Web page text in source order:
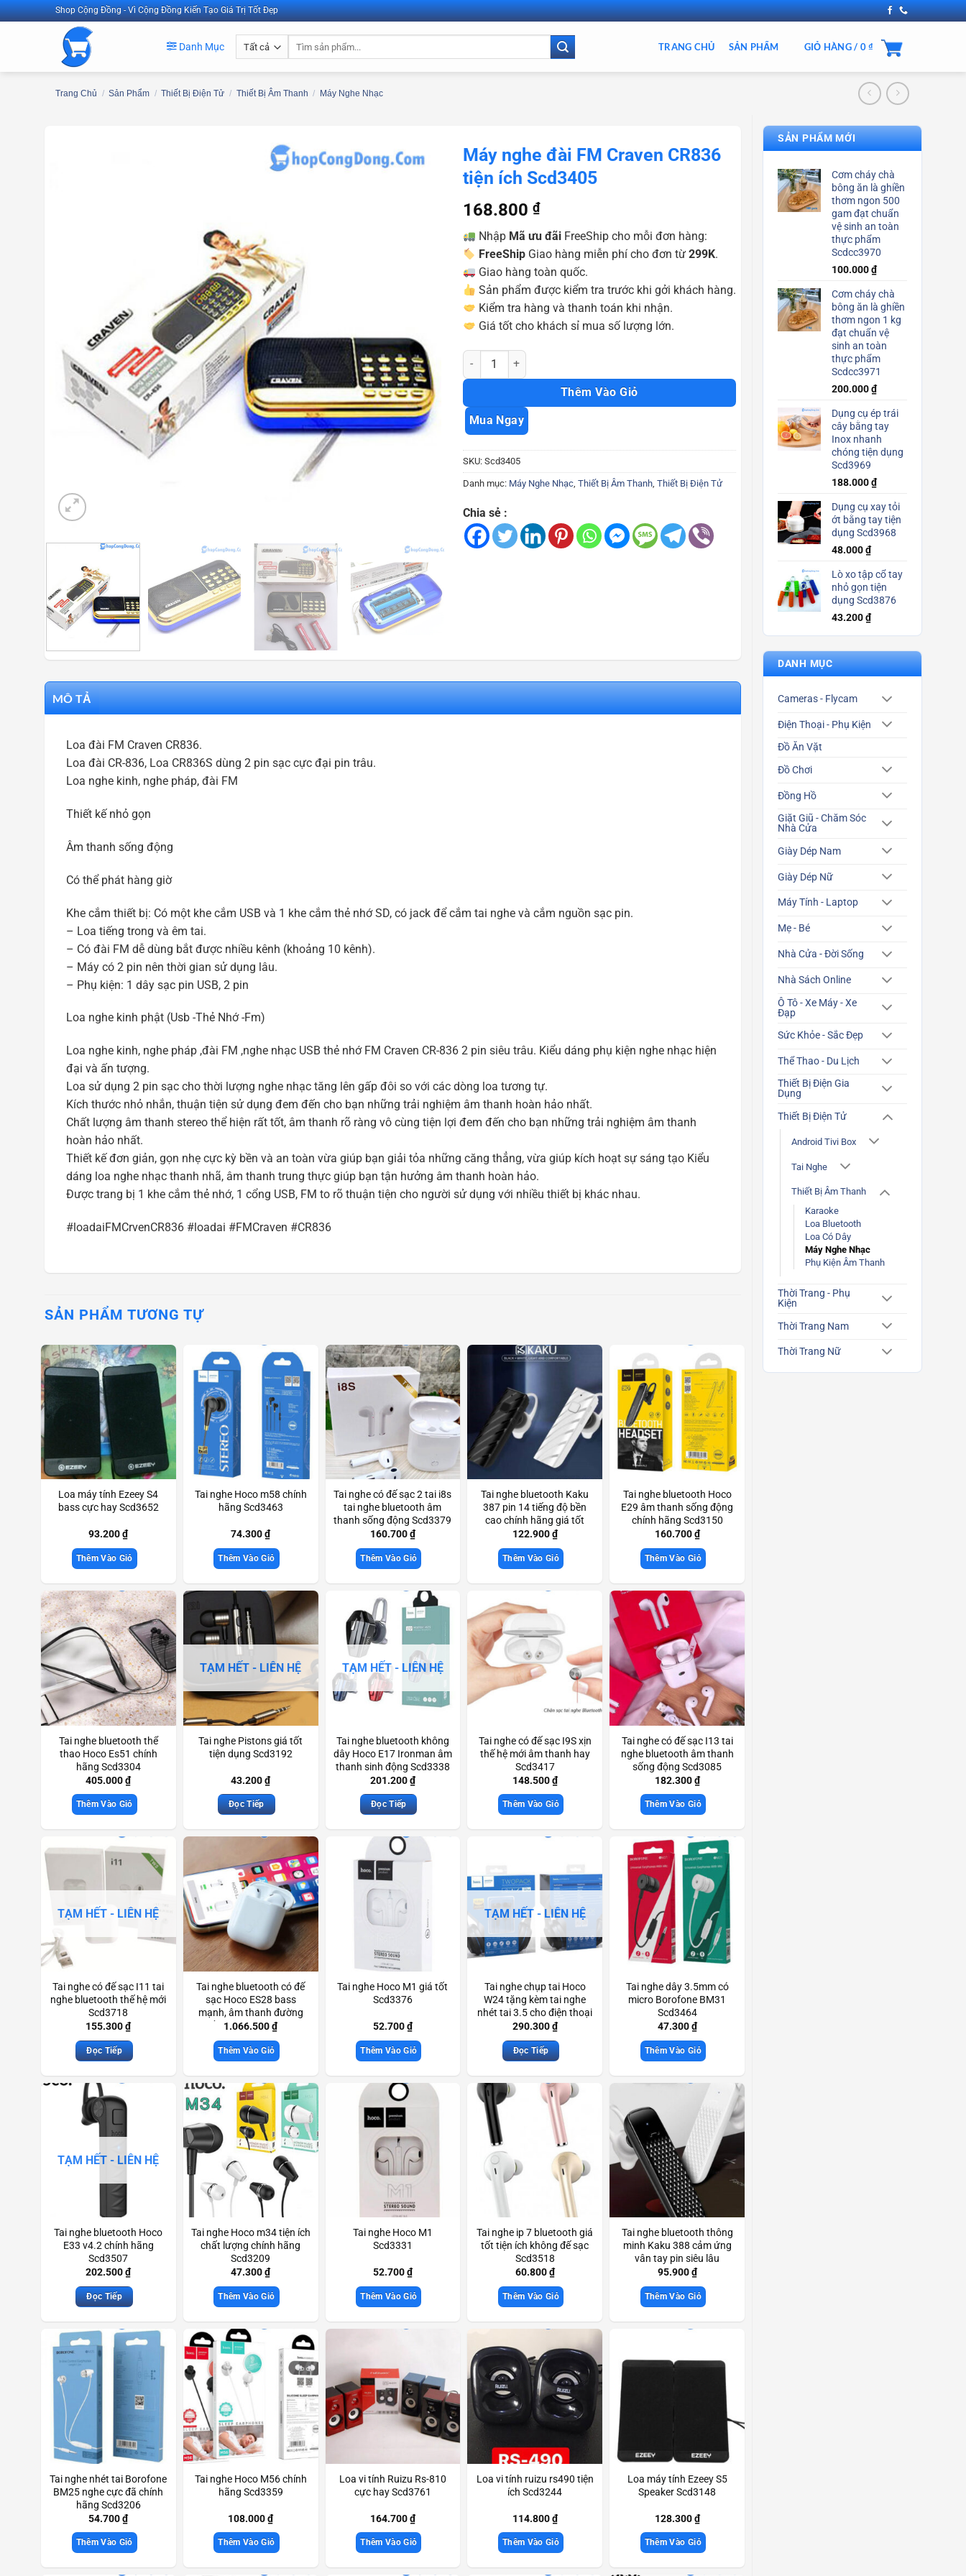
Bỏ
qua
Shop Cộng Đồng - Vì Cộng Đồng Kiến Tạo Giá Trị Tốt Đẹp
Danh Mục TRANG CHỦ SẢN PHẨM GIỎ HÀNG / 0₫
Trang Chủ / Sản Phẩm / Thiết Bị Điện Tử / Thiết Bị Âm Thanh / Máy Nghe Nhạc
SẢN PHẨM MỚI
Cơm cháy chà
bông ăn là ghiền
thơm ngon 500
gam đạt chuẩn
vệ sinh an toàn
thực phẩm
Scdcc3970
100.000₫
Cơm cháy chà
bông ăn là ghiền
thơm ngon 1 kg
đạt chuẩn vệ
sinh an toàn
thực phẩm
Scdcc3971
200.000₫
Dụng cụ ép trái
cây bằng tay
Inox nhanh
chóng tiện dụng
Scd3969
188.000₫
Dụng cụ xay tỏi
ớt bằng tay tiện
dụng Scd3968
48.000₫
Lò xo tập cổ tay
nhỏ gọn tiện
dụng Scd3876
43.200₫
DANH MỤC
Cameras - Flycam
Điện Thoại - Phụ Kiện
Đồ Ăn Vặt
Đồ Chơi
Đồng Hồ
Giặt Giũ - Chăm Sóc
Nhà Cửa
Giày Dép Nam
Giày Dép Nữ
Máy Tính - Laptop
Mẹ - Bé
Nhà Cửa - Đời Sống
Nhà Sách Online
Ô Tô - Xe Máy - Xe
Đạp
Sức Khỏe - Sắc Đẹp
Thể Thao - Du Lịch
Thiết Bị Điện Gia
Dụng
Thiết Bị Điện Tử
Android Tivi Box
Tai Nghe
Thiết Bị Âm Thanh
Karaoke
Loa Bluetooth
Loa Có Dây
Máy Nghe Nhạc
Phụ Kiện Âm Thanh
Thời Trang - Phụ
Kiện
Thời Trang Nam
Thời Trang Nữ
Máy nghe đài FM Craven CR836
tiện ích Scd3405
168.800 ₫
Nhập Mã ưu đãiFreeShip cho mỗi đơn hàng:
FreeShipGiao hàng miễn phí cho đơn từ 299K.
Giao hàng toàn quốc.
Sản phẩm được kiểm tra trước khi gởi khách hàng.
Kiểm tra hàng và thanh toán khi nhận.
Giá tốt cho khách sỉ mua số lượng lớn.
Máy nghe đài FM Craven CR836 tiện ích Scd3405 số lượng
Thêm Vào Giỏ
Mua Ngay
SKU: Scd3405
Danh mục: Máy Nghe Nhạc, Thiết Bị Âm Thanh, Thiết Bị Điện Tử
Chia sẻ :
MÔ TẢ
Loa đài FM Craven CR836.
Loa đài CR-836, Loa CR836S dùng 2 pin sạc cực đại pin trâu.
Loa nghe kinh, nghe pháp, đài FM
Thiết kế nhỏ gọn
Âm thanh sống động
Có thể phát hàng giờ
Khe cắm thiết bị: Có một khe cắm USB và 1 khe cắm thẻ nhớ SD, có jack để cắm tai nghe và cắm nguồn sạc pin.
– Loa tiếng trong và êm tai.
– Có đài FM dễ dùng bắt được nhiều kênh (khoảng 10 kênh).
– Máy có 2 pin nên thời gian sử dụng lâu.
– Phụ kiện: 1 dây sạc pin USB, 2 pin
Loa nghe kinh phật (Usb -Thẻ Nhớ -Fm)
Loa nghe kinh, nghe pháp ,đài FM ,nghe nhạc USB thẻ nhớ FM Craven CR-836 2 pin siêu trâu. Kiểu dáng phụ kiện nghe nhạc hiện
đại và ấn tượng.
Loa sử dụng 2 pin sạc cho thời lượng nghe nhạc tăng lên gấp đôi so với các dòng loa tương tự.
Kích thước nhỏ nhắn, thuận tiện sử dụng đem đến cho bạn những trải nghiệm âm thanh hoàn hảo nhất.
Chất lượng âm thanh stereo thể hiện rất tốt, âm thanh rõ ràng vô cùng tiện lợi đem đến cho bạn những trải nghiệm âm thanh
hoàn hảo nhất.
Thiết kế đơn giản, gọn nhẹ cực kỳ bền và an toàn vừa giúp bạn giải tỏa những căng thẳng, vừa giúp kích hoạt sự sáng tạo Kiểu
dáng loa nghe nhạc thanh nhã, âm thanh trung thực giúp bạn tận hưởng âm thanh hoàn hảo.
Được trang bị 1 khe cắm thẻ nhớ, 1 cổng USB, FM to rõ thuận tiện cho người sử dụng với nhiều thiết bị khác nhau.
#loadaiFMCrvenCR836 #loadai #FMCraven #CR836
SẢN PHẨM TƯƠNG TỰ
Loa máy tính Ezeey S4
bass cực hay Scd3652
93.200₫
Thêm Vào Giỏ
Tai nghe Hoco m58 chính
hãng Scd3463
74.300₫
Thêm Vào Giỏ
Tai nghe có đế sạc 2 tai i8s
tai nghe bluetooth âm
thanh sống động Scd3379
160.700₫
Thêm Vào Giỏ
Tai nghe bluetooth Kaku
387 pin 14 tiếng độ bền
cao chính hãng giá tốt
Scd3748
122.900₫
Thêm Vào Giỏ
Tai nghe bluetooth Hoco
E29 âm thanh sống động
chính hãng Scd3150
160.700₫
Thêm Vào Giỏ
Tai nghe bluetooth thể
thao Hoco Es51 chính
hãng Scd3304
405.000₫
Thêm Vào Giỏ
TẠM HẾT - LIÊN HỆ
Tai nghe Pistons giá tốt
tiện dụng Scd3192
43.200₫
Đọc Tiếp
TẠM HẾT - LIÊN HỆ
Tai nghe bluetooth không
dây Hoco E17 Ironman âm
thanh sinh động Scd3338
201.200₫
Đọc Tiếp
Tai nghe có đế sạc I9S xịn
thế hệ mới âm thanh hay
Scd3417
148.500₫
Thêm Vào Giỏ
Tai nghe có đế sạc I13 tai
nghe bluetooth âm thanh
sống động Scd3085
182.300₫
Thêm Vào Giỏ
TẠM HẾT - LIÊN HỆ
Tai nghe có đế sạc I11 tai
nghe bluetooth thế hệ mới
Scd3718
155.300₫
Đọc Tiếp
Tai nghe bluetooth có đế
sạc Hoco ES28 bass
mạnh, âm thanh đường
truyền rõ nét chính hãng
Scd3833
1.066.500₫
Thêm Vào Giỏ
Tai nghe Hoco M1 giá tốt
Scd3376
52.700₫
Thêm Vào Giỏ
TẠM HẾT - LIÊN HỆ
Tai nghe chụp tai Hoco
W24 tặng kèm tai nghe
nhét tai 3.5 cho điện thoại
máy tính Scd3459
290.300₫
Đọc Tiếp
Tai nghe dây 3.5mm có
micro Borofone BM31
Scd3464
47.300₫
Thêm Vào Giỏ
TẠM HẾT - LIÊN HỆ
Tai nghe bluetooth Hoco
E33 v4.2 chính hãng
Scd3507
202.500₫
Đọc Tiếp
Tai nghe Hoco m34 tiện ích
chất lượng chính hãng
Scd3209
47.300₫
Thêm Vào Giỏ
Tai nghe Hoco M1
Scd3331
52.700₫
Thêm Vào Giỏ
Tai nghe ip 7 bluetooth giá
tốt tiện ích không đế sạc
Scd3518
60.800₫
Thêm Vào Giỏ
Tai nghe bluetooth thông
minh Kaku 388 cảm ứng
vân tay pin siêu lâu
Scd3461
95.900₫
Thêm Vào Giỏ
Tai nghe nhét tai Borofone
BM25 nghe cực đã chính
hãng Scd3206
54.700₫
Thêm Vào Giỏ
Tai nghe Hoco M56 chính
hãng Scd3359
108.000₫
Thêm Vào Giỏ
Loa vi tính Ruizu Rs-810
cực hay Scd3761
164.700₫
Thêm Vào Giỏ
Loa vi tính ruizu rs490 tiện
ích Scd3244
114.800₫
Thêm Vào Giỏ
Loa máy tính Ezeey S5
Speaker Scd3148
128.300₫
Thêm Vào Giỏ